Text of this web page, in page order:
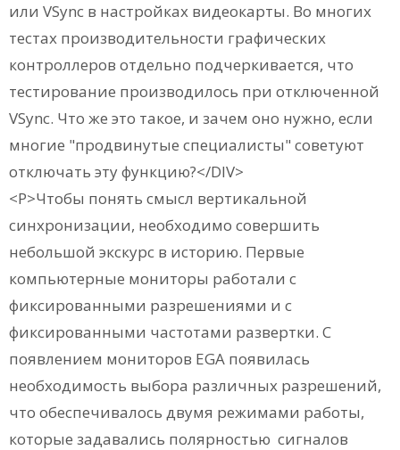
или VSync в настройках видеокарты. Во многих
тестах производительности графических
контроллеров отдельно подчеркивается, что
тестирование производилось при отключенной
VSync. Что же это такое, и зачем оно нужно, если
многие "продвинутые специалисты" советуют
отключать эту функцию?</DIV>
<P>Чтобы понять смысл вертикальной
синхронизации, необходимо совершить
небольшой экскурс в историю. Первые
компьютерные мониторы работали с
фиксированными разрешениями и с
фиксированными частотами развертки. С
появлением мониторов EGA появилась
необходимость выбора различных разрешений,
что обеспечивалось двумя режимами работы,
которые задавались полярностью сигналов